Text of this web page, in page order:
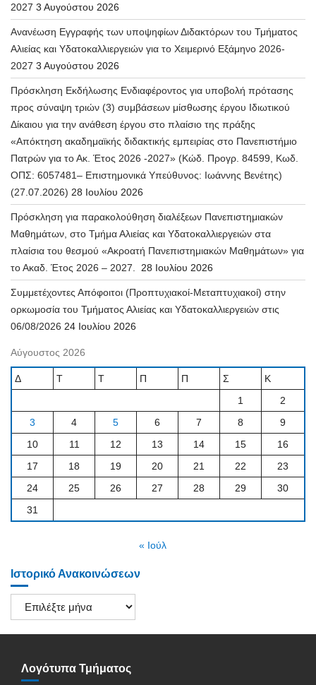
2027 3 Αυγούστου 2026
Ανανέωση Εγγραφής των υποψηφίων Διδακτόρων του Τμήματος
Αλιείας και Υδατοκαλλιεργειών για το Χειμερινό Εξάμηνο 2026-
2027 3 Αυγούστου 2026
Πρόσκληση Εκδήλωσης Ενδιαφέροντος για υποβολή πρότασης
προς σύναψη τριών (3) συμβάσεων μίσθωσης έργου Ιδιωτικού
Δίκαιου για την ανάθεση έργου στο πλαίσιο της πράξης
«Απόκτηση ακαδημαϊκής διδακτικής εμπειρίας στο Πανεπιστήμιο
Πατρών για το Ακ. Έτος 2026 -2027» (Κώδ. Προγρ. 84599, Κωδ.
ΟΠΣ: 6057481– Επιστημονικά Υπεύθυνος: Ιωάννης Βενέτης)
(27.07.2026) 28 Ιουλίου 2026
Πρόσκληση για παρακολούθηση διαλέξεων Πανεπιστημιακών
Μαθημάτων, στο Τμήμα Αλιείας και Υδατοκαλλιεργειών στα
πλαίσια του θεσμού «Ακροατή Πανεπιστημιακών Μαθημάτων» για
το Ακαδ. Έτος 2026 – 2027.
28 Ιουλίου 2026
Συμμετέχοντες Απόφοιτοι (Προπτυχιακοί-Μεταπτυχιακοί) στην
ορκωμοσία του Τμήματος Αλιείας και Υδατοκαλλιεργειών στις
06/08/2026 24 Ιουλίου 2026
Αύγουστος 2026
Δ Τ Τ Π Π Σ
Κ
1
2
3
4 5 6 7 8
9
10
11 12 13 14 15
16
17
18 19 20 21 22
23
24
25 26 27 28 29
30
31
« Ιούλ
Ιστορικό Ανακοινώσεων
Ιστορικό
Ανακοινώσεων
Λογότυπα Τμήματος